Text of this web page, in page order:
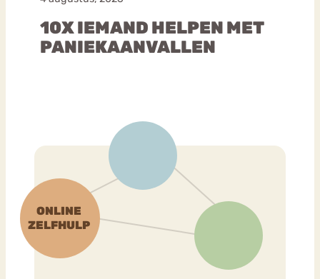
10X IEMAND HELPEN MET
PANIEKAANVALLEN